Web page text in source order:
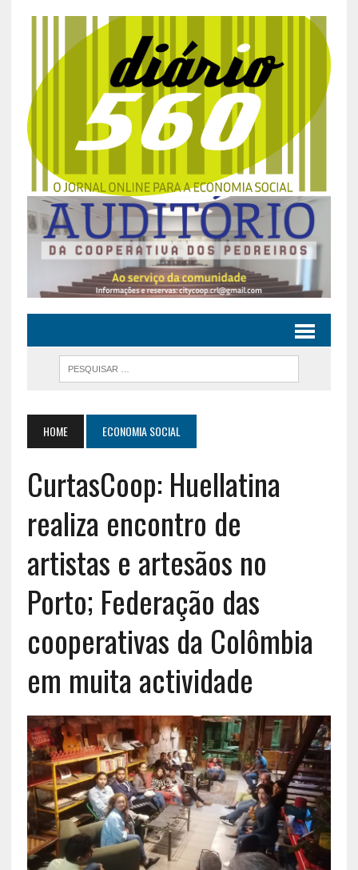
HOME ECONOMIA SOCIAL
CurtasCoop: Huellatina
realiza encontro de
artistas e artesãos no
Porto; Federação das
cooperativas da Colômbia
em muita actividade